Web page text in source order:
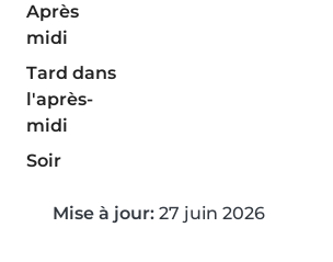
Après
midi
Tard dans
l'après-
midi
Soir
Mise à jour: 27 juin 2026